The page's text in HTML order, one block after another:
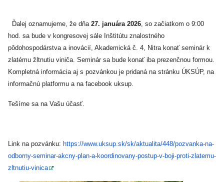
Ďalej oznamujeme, že dňa 27. januára 2026, so začiatkom o 9:00
hod. sa bude v kongresovej sále Inštitútu znalostného
pôdohospodárstva a inovácií, Akademická č. 4, Nitra konať seminár k
zlatému žltnutiu viniča. Seminár sa bude konať iba prezenčnou formou.
Kompletná informácia aj s pozvánkou je pridaná na stránku ÚKSÚP, na
informačnú platformu a na facebook uksup.
Tešíme sa na Vašu účasť.
Link na pozvánku: https://www.uksup.sk/sk/aktualita/448/pozvanka-na-
odborny-seminar-akcny-plan-a-koordinovany-postup-v-boji-proti-zlatemu-
zltnutiu-vinica